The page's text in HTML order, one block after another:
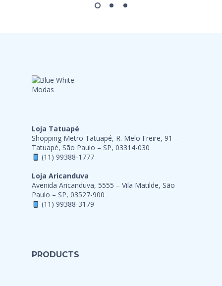
Loja Tatuapé
Shopping Metro Tatuapé, R. Melo Freire, 91 –
Tatuapé, São Paulo – SP, 03314-030
(11) 99388-1777
Loja Aricanduva
Avenida Aricanduva, 5555 – Vila Matilde, São
Paulo – SP, 03527-900
(11) 99388-3179
PRODUCTS